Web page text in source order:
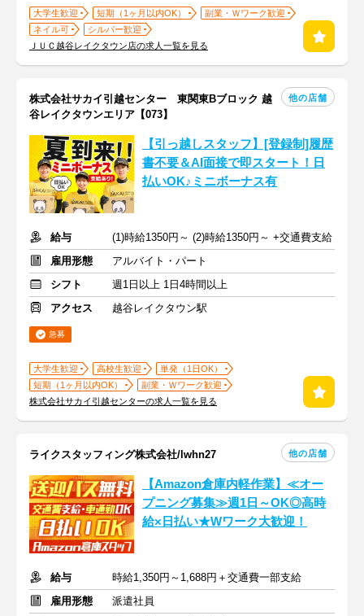
大学生歓迎 短期（1ヶ月以内OK）
副業・Ｗワーク歓迎
ネイル可
シルバー歓迎
ＪＵＣ越谷レイクタウン店の求人一覧を見る
株式会社サカイ引越センター 東関東Bブロック 越
谷レイクタウンエリア【073】
他の店舗
【引っ越しスタッフ】[登録制]履歴
書不要＆AI面接で即スタート！日
払いOK♪ミニボーナス有
給与
(1)時給1350円～ (2)時給1350円～ +交通費支給
雇用形態
アルバイト・パート
シフト
週1日以上 1日4時間以上
アクセス
越谷レイクタウン駅
急募
大学生歓迎 高校生歓迎
単発（1日OK）
短期（1ヶ月以内OK）
副業・Ｗワーク歓迎
株式会社サカイ引越センターの求人一覧を見る
ライクスタッフィング株式会社/lwhn27 他の店舗
【Amazon倉庫内軽作業】≪オー
プニング募集≫週1日～OK◎高時
給×日払い★Wワーク大歓迎！
給与
時給1,350円～1,688円＋交通費一部支給
雇用形態
派遣社員